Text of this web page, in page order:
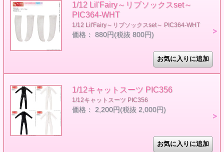
1/12 Lil'Fairy～リブソックスset～
PIC364-WHT
1/12 Lil'Fairy～リブソックスset～ PIC364-WHT
価格： 880円(税抜 800円)
1/12キャットスーツ PIC356
1/12キャットスーツ PIC356
価格： 2,200円(税抜 2,000円)